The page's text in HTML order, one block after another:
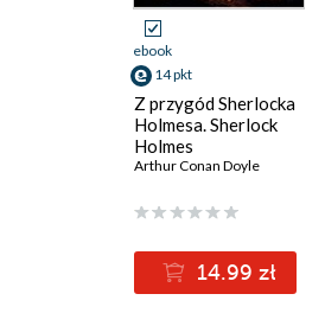
ebook
14 pkt
Z przygód Sherlocka
Holmesa. Sherlock
Holmes
Arthur Conan Doyle
14.99 zł